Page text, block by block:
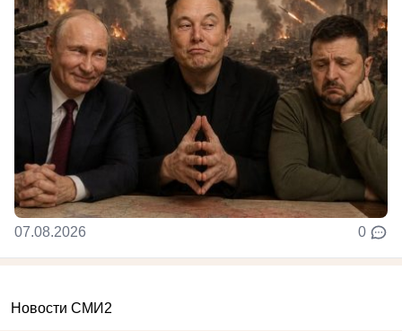
07.08.2026 0
Новости СМИ2